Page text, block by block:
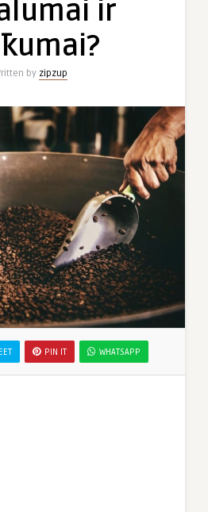
ir
by zipzup
PIN IT WHATSAPP